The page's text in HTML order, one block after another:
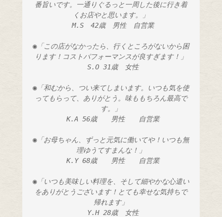
番旨いです。一通りぐるっと一周した後に行き着
くお店やと思います。」
M.S　42歳　男性　自営業
◉「この店がなかったら、行くところがないから困
ります！コストパフォーマンスが良すぎます！」
S.O 31歳　女性
◉「和むから、つい来てしまいます。いつも気を使
ってもらって、ありがとう。味ももちろん最高で
す。」
K.A 56歳　　男性　　自営業
◉「お母ちゃん、ずっと元気に働いてや！いつも無
理ゆうてすまんな！」
K.Y 68歳　　男性　　自営業
◉「いつも美味しい料理を、そして細やかな心遣い
をありがとうございます！とても幸せな気持ちで
帰れます」
Y.H 28歳　女性